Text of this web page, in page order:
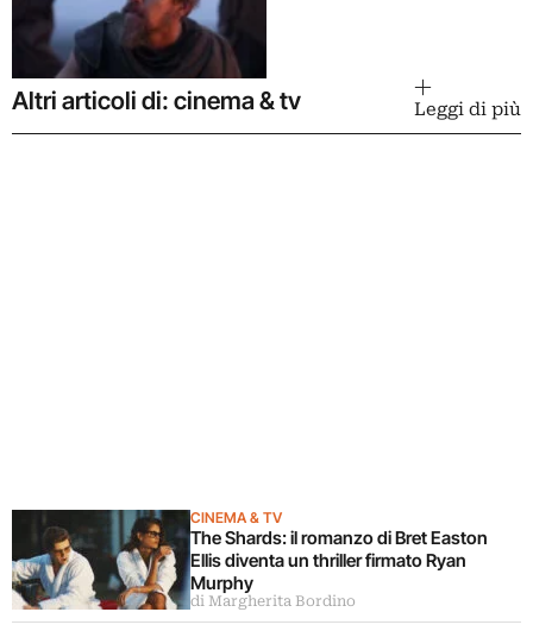
Altri articoli di: cinema & tv Leggi di più
CINEMA & TV
The Shards: il romanzo di Bret Easton
Ellis diventa un thriller firmato Ryan
Murphy
di Margherita Bordino